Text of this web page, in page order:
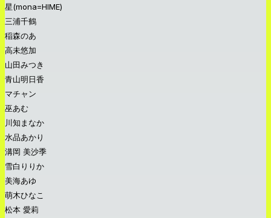
星(mona=HIME)
三浦千鶴
稲森のあ
高未悠加
山田みつき
青山明日香
マチャン
巫あむ
川知まなか
水品あかり
溝岡 美沙季
雪白りりか
美海あゆ
萌木ひなこ
松本 愛莉